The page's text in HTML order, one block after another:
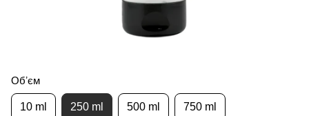
Обʼєм
10 ml 250 ml 500 ml 750 ml